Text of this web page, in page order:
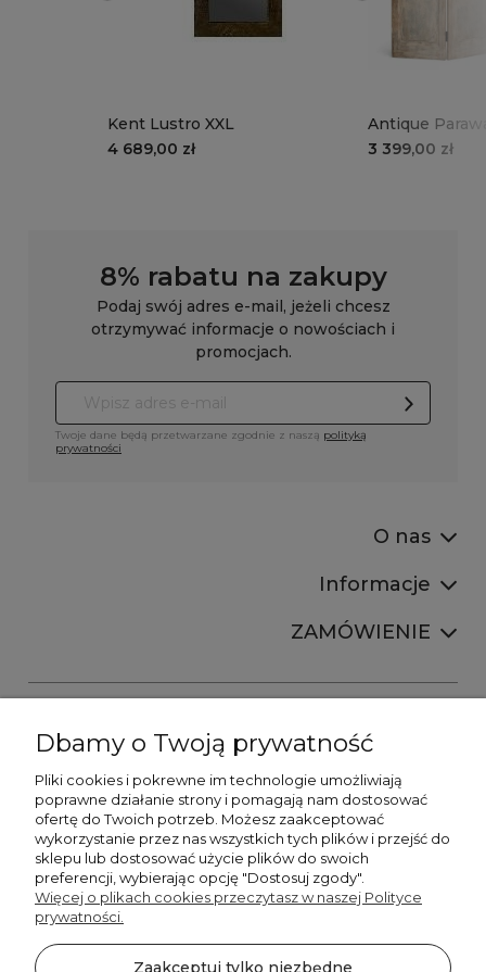
Kent Lustro XXL
4 689,00 zł
Antique
3 399,00 zł
8% rabatu na zakupy
Podaj swój adres e-mail, jeżeli chcesz
otrzymywać informacje o nowościach i
promocjach.
Twoje dane będą przetwarzane zgodnie z naszą polityką
prywatności
O nas
Informacje
ZAMÓWIENIE
+48606673390
sprzedaz@belldecohome.pl
©2026 Wszelkie Prawa Zastrzeżone | BelldecoHome.pl
Dbamy o Twoją prywatność
Pliki cookies i pokrewne im technologie umożliwiają
poprawne działanie strony i pomagają nam dostosować
ofertę do Twoich potrzeb. Możesz zaakceptować
wykorzystanie przez nas wszystkich tych plików i przejść do
sklepu lub dostosować użycie plików do swoich
preferencji, wybierając opcję "Dostosuj zgody".
Więcej o plikach cookies przeczytasz w naszej Polityce
prywatności.
Zaakceptuj tylko niezbędne
Zapisz się do naszego newslettera i zgarnij 8% rabatu!
zaznacz pola